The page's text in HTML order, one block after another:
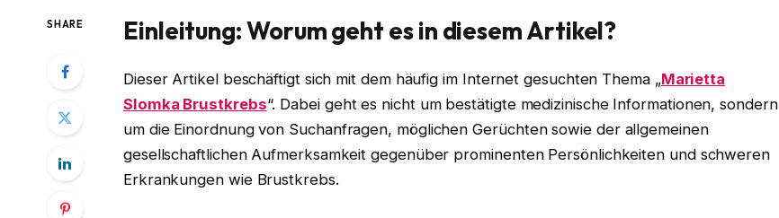
SHARE Einleitung: Worum geht es in diesem Artikel?
Dieser Artikel beschäftigt sich mit dem häufig im Internet gesuchten Thema „Marietta
Slomka Brustkrebs“. Dabei geht es nicht um bestätigte medizinische Informationen, sondern
um die Einordnung von Suchanfragen, möglichen Gerüchten sowie der allgemeinen
gesellschaftlichen Aufmerksamkeit gegenüber prominenten Persönlichkeiten und schweren
Erkrankungen wie Brustkrebs.